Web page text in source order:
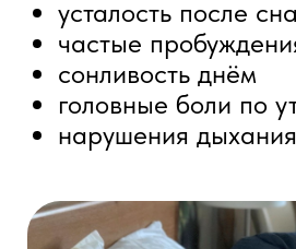
"Доктор Плюс"
Перестаньте считать овец –
начните просыпаться полными
сил! Мы не просто лечим
симптомы, а выявляем истинные
вернуть вам энергию и ясность
для каждого дня."